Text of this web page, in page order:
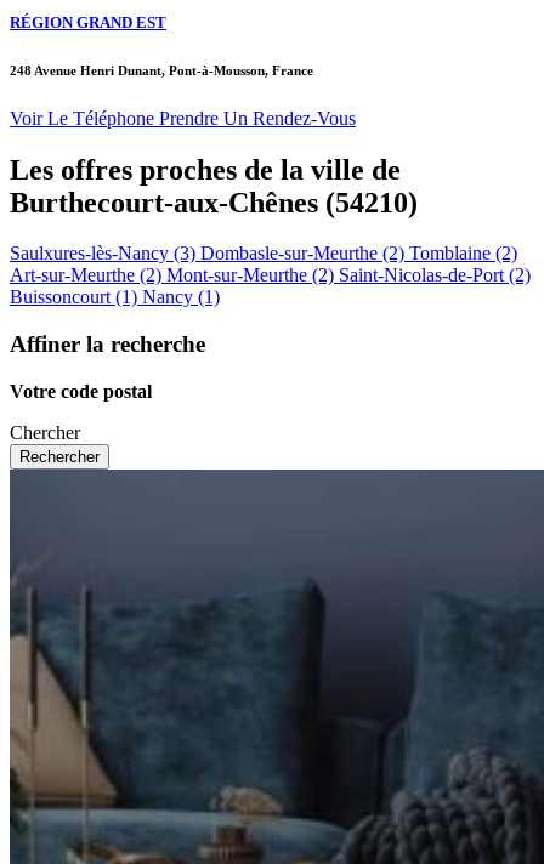
RÉGION GRAND EST
248 Avenue Henri Dunant, Pont-à-Mousson, France
Voir Le Téléphone Prendre Un Rendez-Vous
Les offres proches de la ville de
Burthecourt-aux-Chênes (54210)
Saulxures-lès-Nancy (3) Dombasle-sur-Meurthe (2) Tomblaine (2)
Art-sur-Meurthe (2) Mont-sur-Meurthe (2) Saint-Nicolas-de-Port (2)
Buissoncourt (1) Nancy (1)
Affiner la recherche
Votre code postal
Chercher